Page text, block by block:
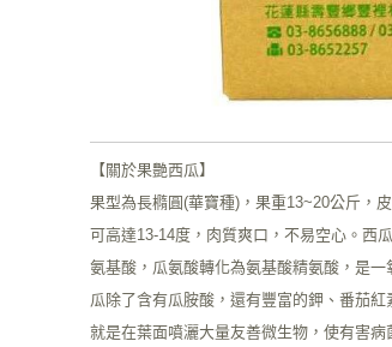
【關於果艷西瓜】
果型為長橢圓(華寶種)，果重13~20公斤，
可高達13-14度，肉質爽口，不易空心。西
氨基酸，瓜氨酸轉化為氨基酸精氨酸，是
瓜除了含有瓜胺酸，還有豐富的鉀、番茄
就是在葉面噴灑大量友善微生物，使有害